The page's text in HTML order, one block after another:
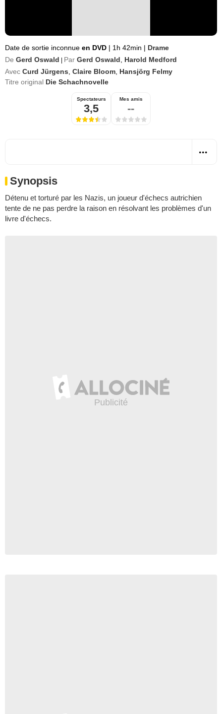
Date de sortie inconnue en DVD | 1h 42min | Drame
De Gerd Oswald Par Gerd Oswald
Harold Medford
Avec Curd Jürgens Claire Bloom Hansjörg Felmy
Titre original Die Schachnovelle
Spectateurs
3,5
Mes amis
--
Synopsis
Détenu et torturé par les Nazis, un joueur d'échecs autrichien
tente de ne pas perdre la raison en résolvant les problèmes d'un
livre d'échecs.